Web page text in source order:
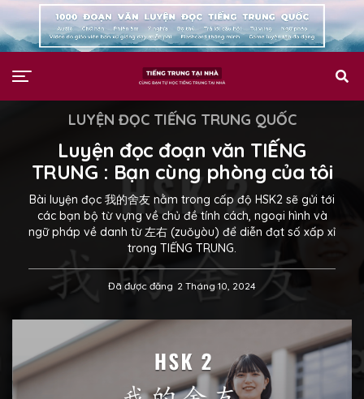
LUYỆN ĐỌC TIẾNG TRUNG QUỐC
Luyện đọc đoạn văn TIẾNG
TRUNG : Bạn cùng phòng của tôi
Bài luyện đọc 我的舍友 nằm trong cấp độ HSK2 sẽ gửi tới
các bạn bộ từ vựng về chủ đề tính cách, ngoại hình và
ngữ pháp về danh từ 左右 (zuǒyòu) để diễn đạt số xấp xỉ
trong TIẾNG TRUNG.
Đã được đăng 2 Tháng 10, 2024